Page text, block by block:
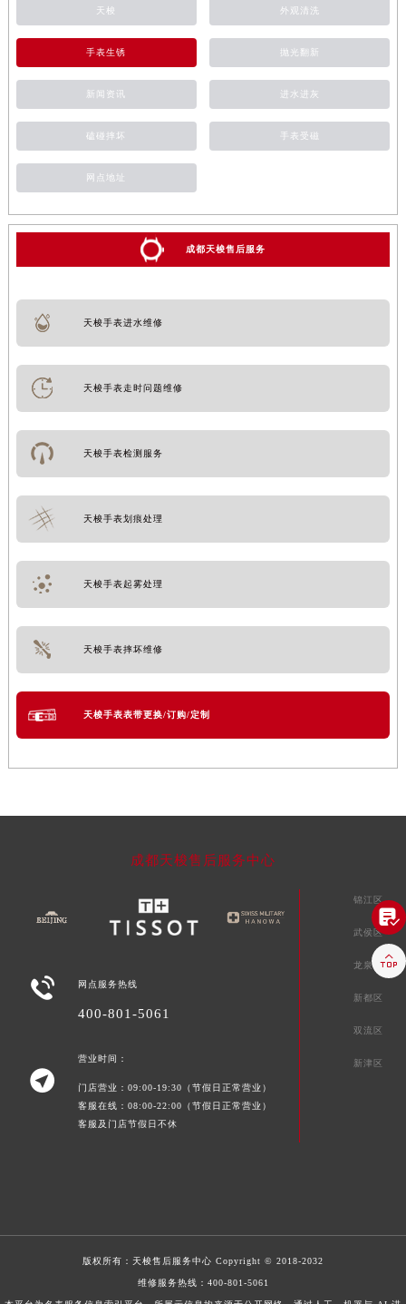
天梭 外观清洗
手表生锈 抛光翻新
新闻资讯 进水进灰
磕碰摔坏 手表受磁
网点地址
成都天梭售后服务
天梭手表进水维修
天梭手表走时问题维修
天梭手表检测服务
天梭手表划痕处理
天梭手表起雾处理
天梭手表摔坏维修
天梭手表表带更换/订购/定制
成都天梭售后服务中心
 网点服务热线
400-801-5061

营业时间：
门店营业：09:00-19:30（节假日正常营业）
客服在线：08:00-22:00（节假日正常营业）
客服及门店节假日不休
锦江区
武侯区
龙泉驿区
新都区
双流区
新津区
版权所有： 天梭售后服务中心 Copyright © 2018-2032
维修服务热线： 400-801-5061

